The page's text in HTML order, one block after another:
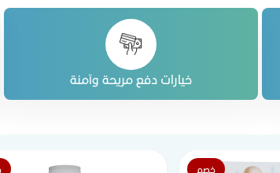
خيارات دفع مريحة وآمنة
خصم